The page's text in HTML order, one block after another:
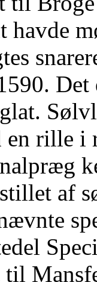
havde
en rille i
af
til